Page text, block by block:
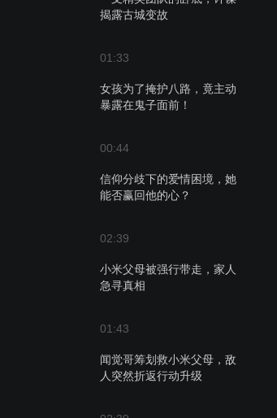
揭露古城变故
01:33
女孩为了掩护八路，竟主动
暴露在鬼子面前！
00:44
信仰分歧下的爱情困境，她
能否赢回他的心？
02:39
小米父母被强行带走，家人
急寻真相
01:43
闻觉哥筹划救小米父母，敌
人突然折返行动升级